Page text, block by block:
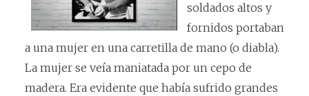
soldados altos y
fornidos portaban
a una mujer en una carretilla de mano (o diabla).
La mujer se veía maniatada por un cepo de
madera. Era evidente que había sufrido grandes